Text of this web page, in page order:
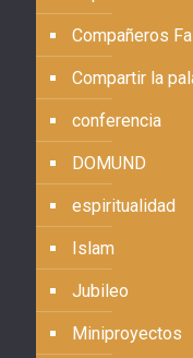
Compañeros
Compartir la
conferencia
DOMUND
espiritualidad
Islam
Jubileo
Miniproyectos